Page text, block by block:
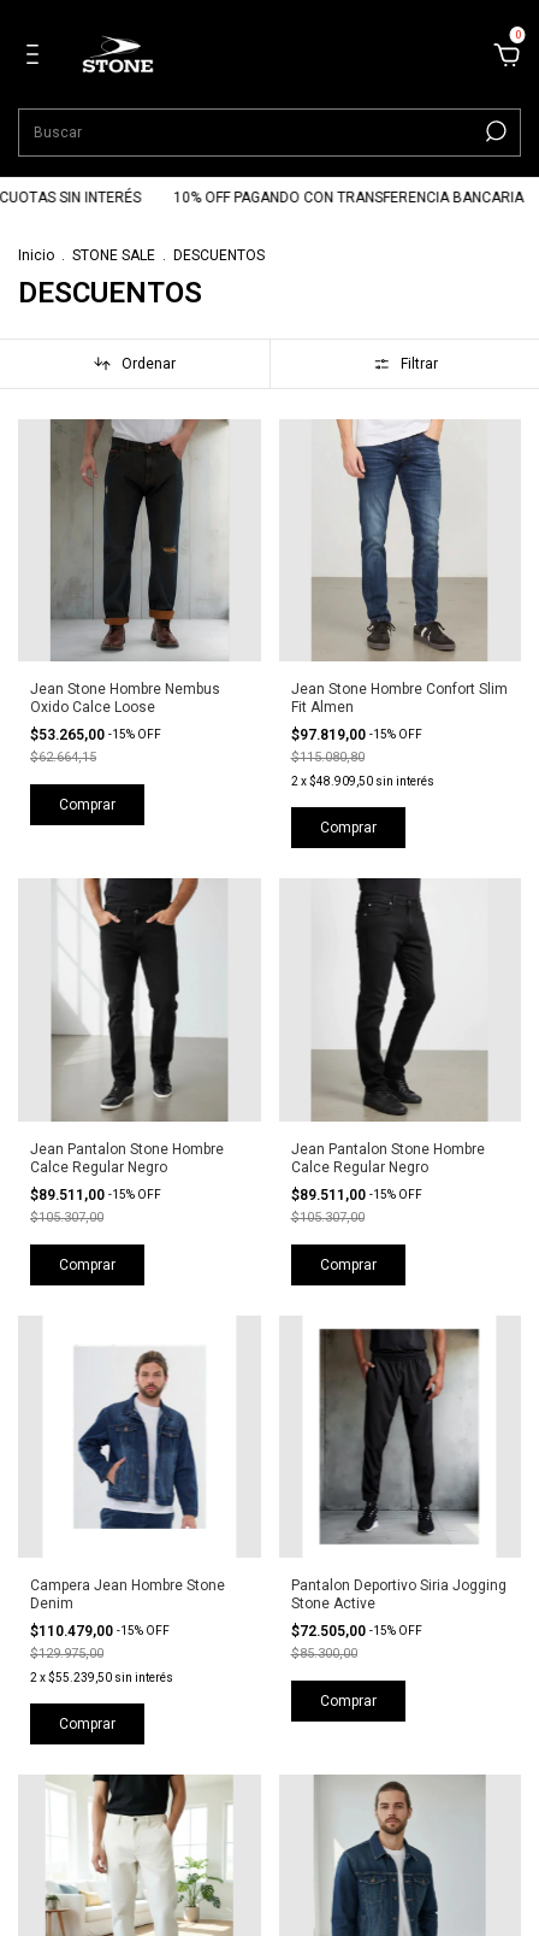
0
SIN INTERÉS 10% OFF PAGANDO CON TRANSFERENCIA BANCARIA
Inicio . STONE SALE . DESCUENTOS
DESCUENTOS
Ordenar Filtrar
Jean Stone Hombre Nembus
Oxido Calce Loose
$53.265,00 -15% OFF
$62.664,15
Comprar
Jean Stone Hombre Confort Slim
Fit Almen
$97.819,00 -15% OFF
$115.080,80
2 x$48.909,50 sin interés
Comprar
Jean Pantalon Stone Hombre
Calce Regular Negro
$89.511,00 -15% OFF
$105.307,00
Comprar
Jean Pantalon Stone Hombre
Calce Regular Negro
$89.511,00 -15% OFF
$105.307,00
Comprar
Campera Jean Hombre Stone
Denim
$110.479,00 -15% OFF
$129.975,00
2x$55.239,50 sin interés
Comprar
Pantalon Deportivo Siria Jogging
Stone Active
$72.505,00 -15% OFF
$85.300,00
Comprar